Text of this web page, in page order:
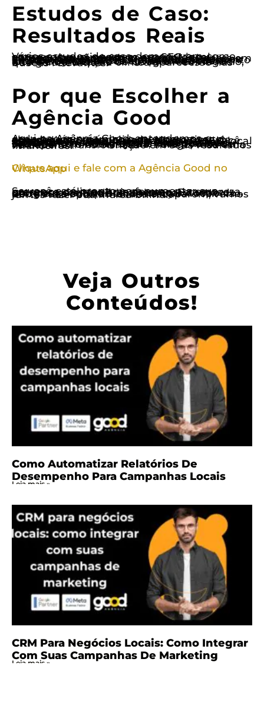
Estudos de Caso:
Resultados Reais
Vários estudos de caso demonstram como empresas que investem em SEO local conseguem não apenas aumentar seu tráfego, mas também converter visitantes em clientes. Por exemplo, uma pequena clínica de estética em São Paulo que implementou uma estratégia de SEO local viu um aumento de 50% nas consultas agendadas após um ano. O segredo? Foco em palavras-chave locais e otimização do Google Meu Negócio, que garantiu que a clínica aparecesse nas buscas relevantes.
Por que Escolher a
Agência Good
Aqui na Agência Good, entendemos que cada negócio é único e merece uma abordagem personalizada. Nosso time de especialistas trabalha lado a lado com você para desenvolver uma estratégia de SEO local que traga resultados reais. Não apenas focamos na otimização do seu site, mas também em como integrar todas as suas ações de marketing digital para maximizar seu ROI. Com nossa ajuda, você poderá ver não apenas o aumento no tráfego, mas uma verdadeira transformação em seus resultados financeiros.
Clique aqui e fale com a Agência Good no WhatsApp
Se você está pronto para aumentar sua presença online e transformar sua empresa, entre em contato hoje mesmo. Estamos prontos para ajudá-lo a alcançar o topo do Google e a conquistar o mercado local. Não deixe suas oportunidades escaparem, vamos juntos fazer sua marca brilhar!
Veja Outros
Conteúdos!
Como Automatizar Relatórios De
Desempenho Para Campanhas Locais
Leia mais »
CRM Para Negócios Locais: Como Integrar
Com Suas Campanhas De Marketing
Leia mais »